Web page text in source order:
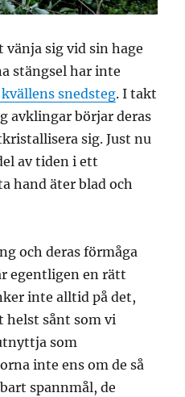
sig vid sin hage
stängsel har inte
snedsteg. I takt
avklingar börjar deras
sig. Just nu
av tiden i ett
hand äter blad och
och deras förmåga
egentligen en rätt
inte alltid på det,
helst sånt som vi
som
inte ens om de så
spannmål, de